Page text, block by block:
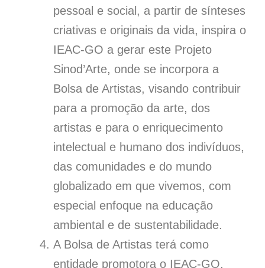
pessoal e social, a partir de sínteses
criativas e originais da vida, inspira o
IEAC-GO a gerar este Projeto
Sinod’Arte, onde se incorpora a
Bolsa de Artistas, visando contribuir
para a promoção da arte, dos
artistas e para o enriquecimento
intelectual e humano dos indivíduos,
das comunidades e do mundo
globalizado em que vivemos, com
especial enfoque na educação
ambiental e de sustentabilidade.
A Bolsa de Artistas terá como
entidade promotora o IEAC-GO,